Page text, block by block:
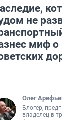
не
миф о
Олег Арефьев
Блогер,
владелец в